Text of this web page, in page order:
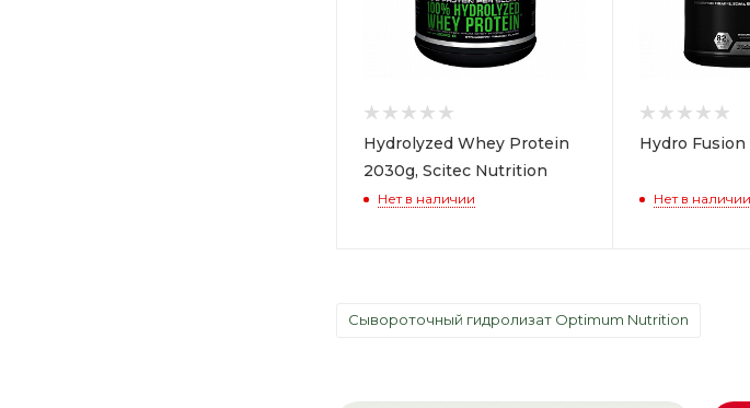
Hydrolyzed Whey Protein
2030g, Scitec Nutrition
Нет в наличии
Hydro
Нет в наличии
Сывороточный гидролизат Optimum Nutrition